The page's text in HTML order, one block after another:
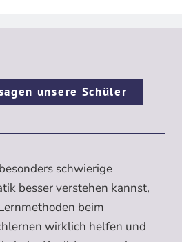
unsere Schüler
schwierige
besser verstehen kannst,
beim
wirklich helfen und